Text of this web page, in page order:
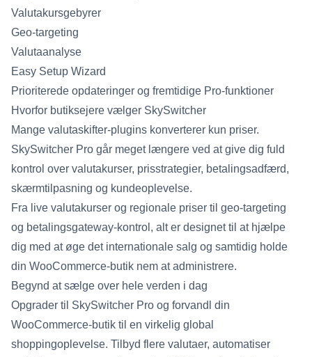
Valutakursgebyrer
Geo-targeting
Valutaanalyse
Easy Setup Wizard
Prioriterede opdateringer og fremtidige Pro-funktioner
Hvorfor butiksejere vælger SkySwitcher
Mange valutaskifter-plugins konverterer kun priser.
SkySwitcher Pro går meget længere ved at give dig fuld
kontrol over valutakurser, prisstrategier, betalingsadfærd,
skærmtilpasning og kundeoplevelse.
Fra live valutakurser og regionale priser til geo-targeting
og betalingsgateway-kontrol, alt er designet til at hjælpe
dig med at øge det internationale salg og samtidig holde
din WooCommerce-butik nem at administrere.
Begynd at sælge over hele verden i dag
Opgrader til SkySwitcher Pro og forvandl din
WooCommerce-butik til en virkelig global
shoppingoplevelse. Tilbyd flere valutaer, automatiser